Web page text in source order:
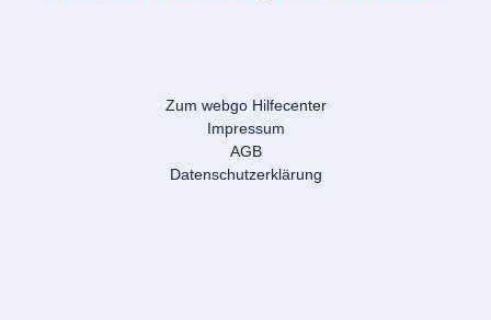
Zum webgo Hilfecenter
Impressum
AGB
Datenschutzerklärung